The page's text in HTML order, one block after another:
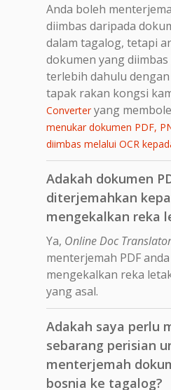
Anda boleh
diimbas daripada
dalam tagalog, tetapi
dokumen yang
terlebih dahulu
tapak rakan kongsi
Converteryang
menukar dokumen PDF,
diimbas melalui OCR
Adakah dokumen
diterjemahkan
mengekalkan reka
Ya, Online Doc Translator
menterjemah PDF
mengekalkan reka
yang asal.
Adakah saya perlu
sebarang perisian
menterjemah
bosnia ke tagalog?